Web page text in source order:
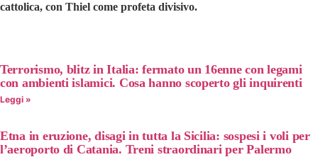
cattolica, con Thiel come profeta divisivo.
Terrorismo, blitz in Italia: fermato un 16enne con legami
con ambienti islamici. Cosa hanno scoperto gli inquirenti
Leggi »
Etna in eruzione, disagi in tutta la Sicilia: sospesi i voli per
l’aeroporto di Catania. Treni straordinari per Palermo